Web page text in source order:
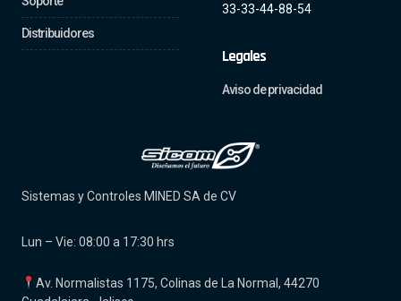
Distribuidores
33-33-44-88-54
Legales
Aviso de privacidad
Sistemas y Controles MINED SA de CV
Lun – Vie: 08:00 a 17:30 hrs
Av. Normalistas 1175, Colinas de La Normal, 44270